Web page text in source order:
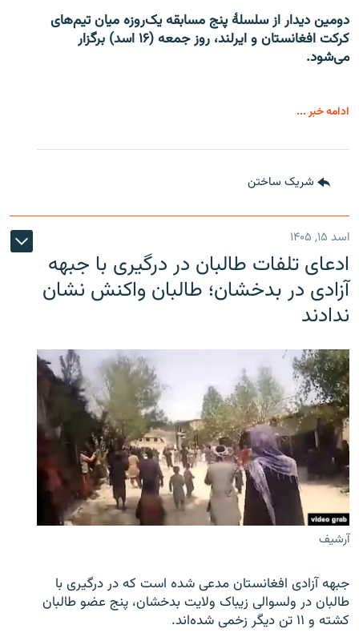
دومین دیدار از سلسلۀ پنج مسابقه یک‌روزه میان تیم‌های
کرکت افغانستان و ایرلند، روز جمعه (۱۶ اسد) برگزار
می‌شود.
ادامه خبر ...
شریک ساختن
اسد ۱۵, ۱۴۰۵
ادعای تلفات طالبان در درگیری با جبهه
آزادی در بدخشان؛ طالبان واکنش نشان
ندادند
آرشیف
جبهه آزادی افغانستان مدعی شده است که در درگیری با
طالبان در ولسوالی زیباک ولایت بدخشان، پنج عضو طالبان
کشته و ۱۱ تن دیگر زخمی شده‌اند.